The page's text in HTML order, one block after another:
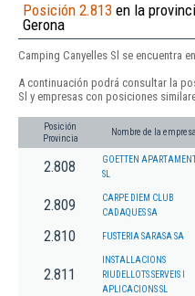
Posición 2.813 en la
Gerona
Camping Canyelles Sl se encuentra
A continuación podrá consultar la
Sl y empresas con posiciones
Posición
Provincia
Nombre de la empresa
2.808
GOETTEN
SL
2.809
CARPE DIEM CLUB
CADAQUES SA
2.810 FUSTERIA SARASA SA
2.811
INSTALLACIONS
RIUDELLOTS SERVEIS I
APLICACIONS SL